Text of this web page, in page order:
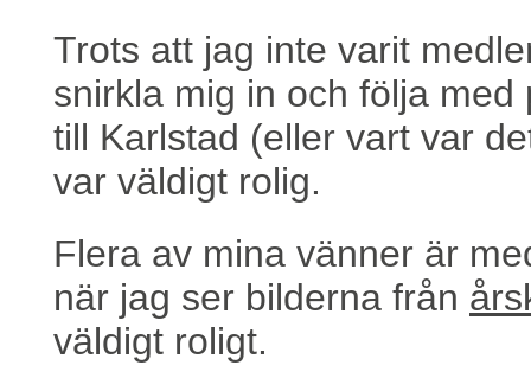
Trots att jag inte varit
snirkla mig in och följa
till Karlstad (eller vart var
var väldigt rolig.
Flera av mina vänner är
när jag ser bilderna från
väldigt roligt.